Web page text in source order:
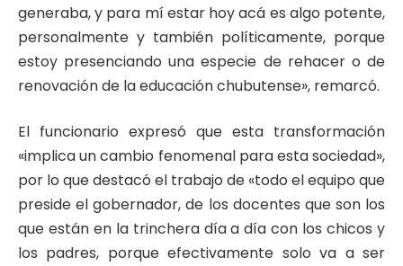
generaba, y para mí estar hoy acá es algo potente,
personalmente y también políticamente, porque
estoy presenciando una especie de rehacer o de
renovación de la educación chubutense», remarcó.
El funcionario expresó que esta transformación
«implica un cambio fenomenal para esta sociedad»,
por lo que destacó el trabajo de «todo el equipo que
preside el gobernador, de los docentes que son los
que están en la trinchera día a día con los chicos y
los padres, porque efectivamente solo va a ser